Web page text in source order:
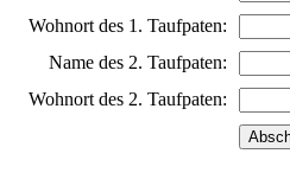
Wohnort des 1. Taufpaten:
Name des 2. Taufpaten:
Wohnort des 2. Taufpaten: